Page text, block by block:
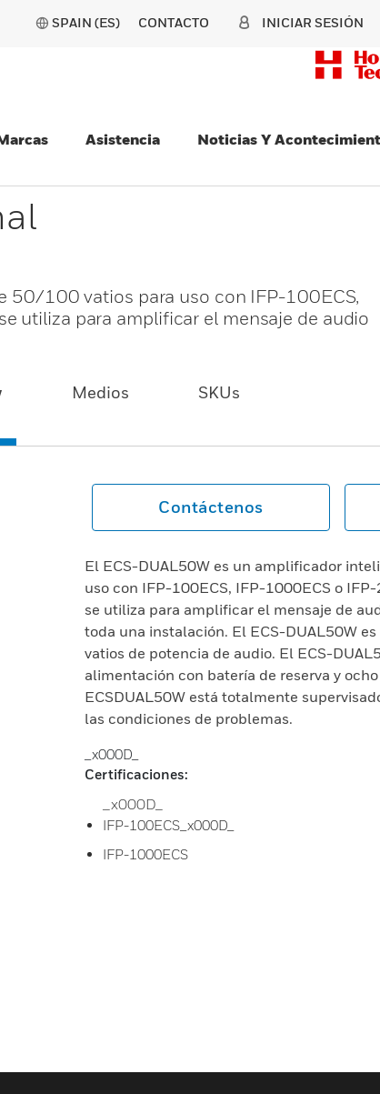
SPAIN (ES) CONTACTO INICIAR SESIÓN
Asistencia Noticias Y
50/100 vatios para uso con IFP-100ECS,
utiliza para amplificar el mensaje de audio
Medios SKUs
Contáctenos
El ECS-DUAL50W es un amplificador
uso con IFP-100ECS, IFP-1000ECS o
se utiliza para amplificar el mensaje de
toda una instalación. El ECS-DUAL50W
vatios de potencia de audio. El ECS-
alimentación con batería de reserva y
ECSDUAL50W está totalmente
las condiciones de problemas.
_x000D_
Certificaciones:
_x000D_
IFP-100ECS_x000D_
IFP-1000ECS